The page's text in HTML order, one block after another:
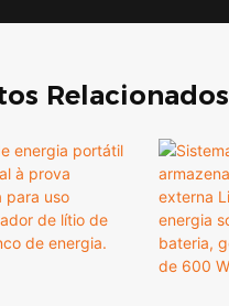
Relacionados